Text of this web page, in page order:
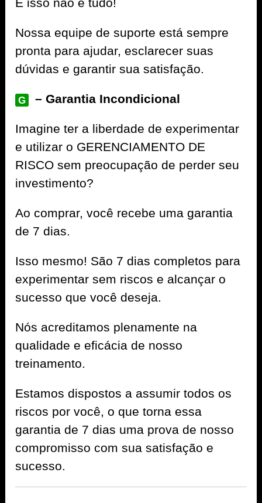
E isso não é tudo!
Nossa equipe de suporte está sempre
pronta para ajudar, esclarecer suas
dúvidas e garantir sua satisfação.
G – Garantia Incondicional
Imagine ter a liberdade de experimentar
e utilizar o GERENCIAMENTO DE
RISCO sem preocupação de perder seu
investimento?
Ao comprar, você recebe uma garantia
de 7 dias.
Isso mesmo! São 7 dias completos para
experimentar sem riscos e alcançar o
sucesso que você deseja.
Nós acreditamos plenamente na
qualidade e eficácia de nosso
treinamento.
Estamos dispostos a assumir todos os
riscos por você, o que torna essa
garantia de 7 dias uma prova de nosso
compromisso com sua satisfação e
sucesso.